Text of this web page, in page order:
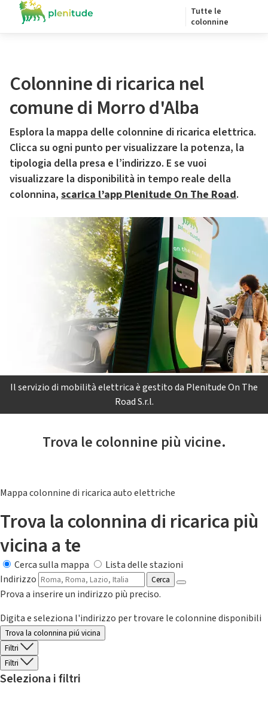
Tutte le
colonnine
Colonnine di ricarica nel
comune di Morro d'Alba
Esplora la mappa delle colonnine di ricarica elettrica.
Clicca su ogni punto per visualizzare la potenza, la
tipologia della presa e l’indirizzo. E se vuoi
visualizzare la disponibilità in tempo reale della
colonnina, scarica l’app Plenitude On The Road.
Il servizio di mobilità elettrica è gestito da Plenitude On The
Road S.r.l.
Trova le colonnine più vicine.
Mappa colonnine di ricarica auto elettriche
Trova la colonnina di ricarica più
vicina a te
Cerca sulla mappa
Lista delle stazioni
Indirizzo
Cerca
Prova a inserire un indirizzo più preciso.
Digita e seleziona l'indirizzo per trovare le colonnine disponibili
Trova la colonnina piú vicina
Filtri
Filtri
Seleziona i filtri